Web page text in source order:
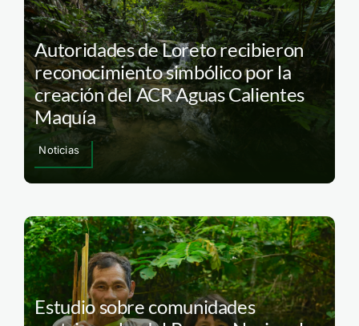
Autoridades de Loreto recibieron
reconocimiento simbólico por la
creación del ACR Aguas Calientes
Maquía
Noticias
Estudio sobre comunidades